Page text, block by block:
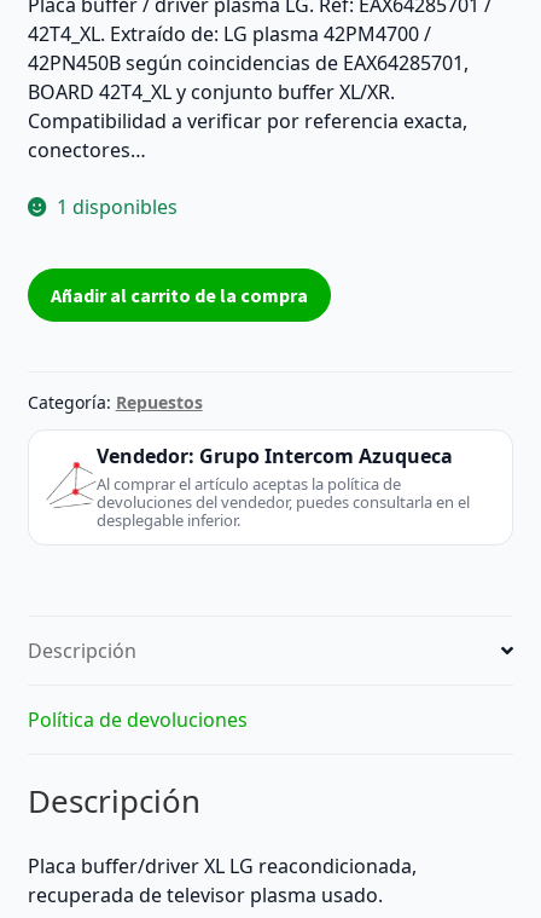
42T4_XL. Extraído de: LG plasma 42PM4700 /
42PN450B según coincidencias de EAX64285701,
BOARD 42T4_XL y conjunto buffer XL/XR.
Compatibilidad a verificar por referencia exacta,
conectores…
1 disponibles
Placa
buffer
EAX64285701
42T4_XL
plasma
42PM4700/42PN450B
–
Añadir al carrito de la compra
Categoría: Repuestos
Vendedor: Grupo Intercom Azuqueca
Al comprar el artículo aceptas la política de
devoluciones del vendedor, puedes consultarla en el
desplegable inferior.
Descripción
Política de devoluciones
Descripción
Placa buffer/driver XL LG reacondicionada,
recuperada de televisor plasma usado.